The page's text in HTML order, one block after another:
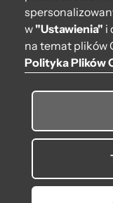
WhatsApp O bag
Pon.-pt. w godz
Obserwuj nas
© 2026 O
w"Ustawienia" i
na temat plików
Polityka Plików